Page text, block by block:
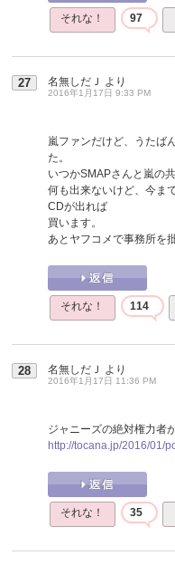
それな！ 97
27 名無しだＪ より
2016年1月17日 9:33 PM
嵐ファンだけど、うたば
た。
いつかSMAPさんと嵐の
何も出来ないけど、今ま
CDが出れば
買います。
あとヤフコメで事務所を
それな！ 114
28 名無しだＪ より
2016年1月17日 11:36 PM
ジャニーズの絶対権力者
http://tocana.jp/2016/01/
それな！ 35